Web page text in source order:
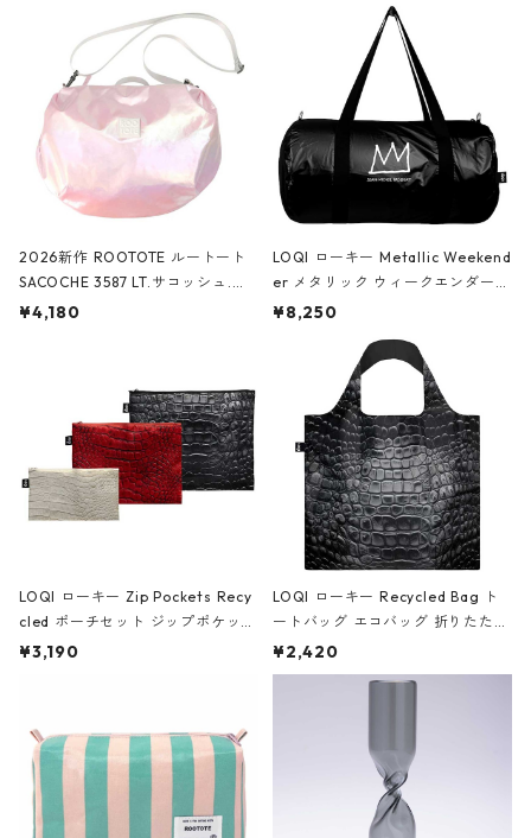
2026新作 ROOTOTE ルートート
SACOCHE 3587 LT.サコッシュ.ル
ミエ-B ショルダーバッグ グロスピ
¥4,180
LOQI ローキー Metallic Weekend
er メタリック ウィークエンダー
ボストンバッグ ショルダーバッグ
Black ジャン=ミッシェル・バスキ
ア/クラウン ブラック
¥8,250
LOQI ローキー Zip Pockets Recy
cled ポーチセット ジップポケット
ファスナーポーチ 撥水加工 トラベ
ーガンディー、オフホワイト
¥3,190
LOQI ローキー Recycled Bag ト
ートバッグ エコバッグ 折りたたみ
大きめ 撥水加工 収納ポーチ CRO
CODILE/Black クロコダイル/ブラ
¥2,420